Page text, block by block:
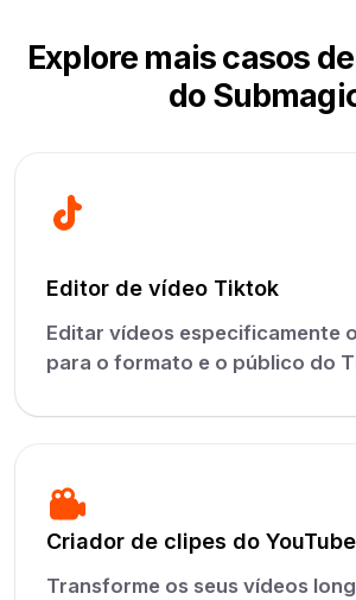
Explore mais casos
do
Editor de vídeo Tiktok
Editar vídeos especificamente
para o formato e o público do
Criador de clipes do YouTube
Transforme os seus vídeos